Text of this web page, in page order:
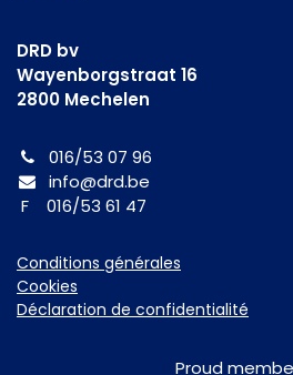
DRD bv
Wayenborgstraat 16
2800 Mechelen
016/53 07 96
info@drd.be
F 016/53 61 47
Conditions générales
Cookies
Déclaration de confidentialité
Proud